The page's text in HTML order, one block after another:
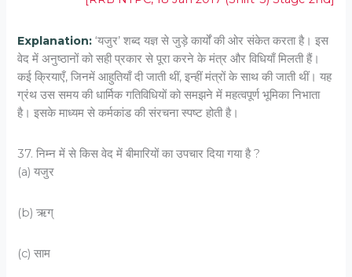
Explanation:‘यजुर’ शब्द यज्ञ से जुड़े कार्यों की ओर संकेत करता है। इस
वेद में अनुष्ठानों को सही प्रकार से पूरा करने के मंत्र और विधियाँ मिलती हैं।
कई क्रियाएँ, जिनमें आहुतियाँ दी जाती थीं, इन्हीं मंत्रों के साथ की जाती थीं। यह
ग्रंथ उस समय की धार्मिक गतिविधियों को समझने में महत्वपूर्ण भूमिका निभाता
है। इसके माध्यम से कर्मकांड की संरचना स्पष्ट होती है।
37. निम्न में से किस वेद में बीमारियों का उपचार दिया गया है ?
(a) यजुर
(b) ऋग्
(c) साम